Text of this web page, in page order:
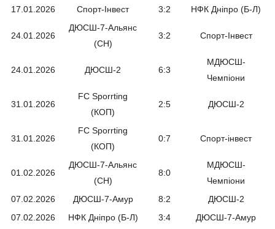
17.01.2026
Спорт-Інвест 3:2 НФК Дніпро (Б-Л)
24.01.2026
ДЮСШ-7-Альянс
(СН)
3:2 Спорт-Інвест
24.01.2026 ДЮСШ-2 6:3
МДЮСШ-
Чемпіони
31.01.2026
FC Sporrting
(КОП)
2:5 ДЮСШ-2
31.01.2026
FC Sporrting
(КОП)
0:7 Спорт-інвест
01.02.2026
ДЮСШ-7-Альянс
(СН)
8:0
МДЮСШ-
Чемпіони
07.02.2026
ДЮСШ-7-Амур 8:2
ДЮСШ-2
07.02.2026
НФК Дніпро (Б-Л) 3:4
ДЮСШ-7-Амур